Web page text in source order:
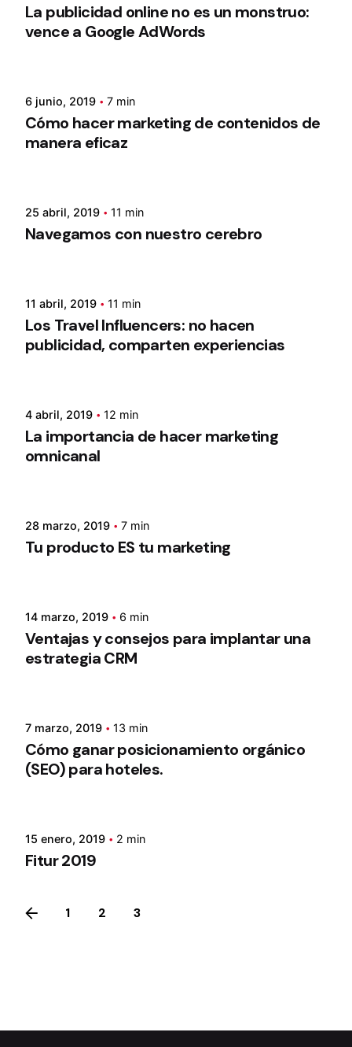
La publicidad online no es un monstruo:
vence a Google AdWords
6 junio, 2019 7 min
Cómo hacer marketing de contenidos de
manera eficaz
25 abril, 2019 11 min
Navegamos con nuestro cerebro
11 abril, 2019 11 min
Los Travel Influencers: no hacen
publicidad, comparten experiencias
4 abril, 2019 12 min
La importancia de hacer marketing
omnicanal
28 marzo, 2019 7 min
Tu producto ES tu marketing
14 marzo, 2019 6 min
Ventajas y consejos para implantar una
estrategia CRM
7 marzo, 2019 13 min
Cómo ganar posicionamiento orgánico
(SEO) para hoteles.
15 enero, 2019 2 min
Fitur 2019
1 2 3